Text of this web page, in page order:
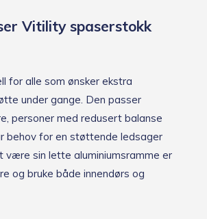
Vitility spaserstokk
for alle som ønsker ekstra
under gange. Den passer
personer med redusert balanse
behov for en støttende ledsager
være sin lette aluminiumsramme er
og bruke både innendørs og